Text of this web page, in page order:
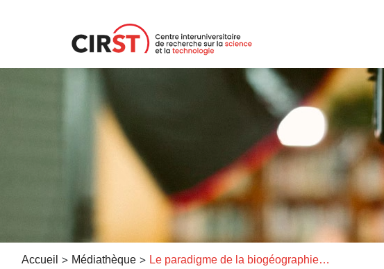
Accueil > Médiathèque > Le paradigme de la biogéographie historique, un outil d'analogie épistémique et des considérations ontologiques. Quelles implications pour la définition et la délimitation des aires d'endémisme